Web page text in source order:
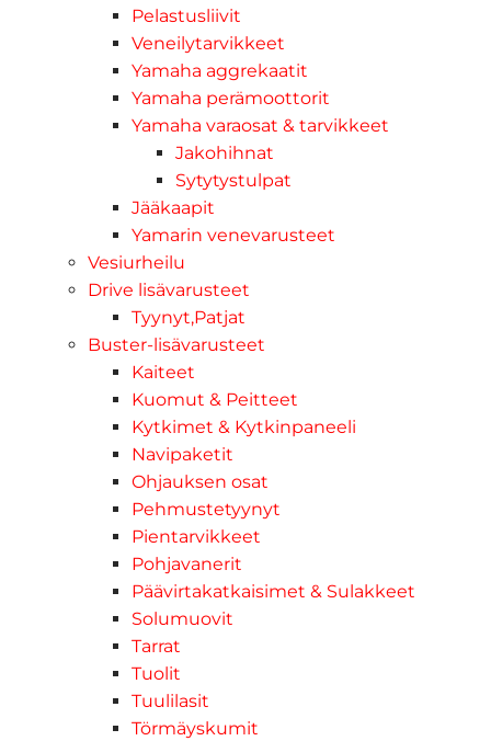
Pelastusliivit
Veneilytarvikkeet
Yamaha aggrekaatit
Yamaha perämoottorit
Yamaha varaosat & tarvikkeet
Jakohihnat
Sytytystulpat
Jääkaapit
Yamarin venevarusteet
Vesiurheilu
Drive lisävarusteet
Tyynyt,Patjat
Buster-lisävarusteet
Kaiteet
Kuomut & Peitteet
Kytkimet & Kytkinpaneeli
Navipaketit
Ohjauksen osat
Pehmustetyynyt
Pientarvikkeet
Pohjavanerit
Päävirtakatkaisimet & Sulakkeet
Solumuovit
Tarrat
Tuolit
Tuulilasit
Törmäyskumit